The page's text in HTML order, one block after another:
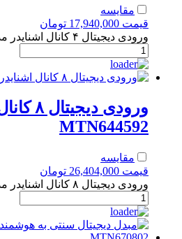
مقایسه
قیمت 17,940,000 تومان
ورودی دیجیتال ۴ کانال اشنایدر مدل MTN644492 عدد
ورودی
MTN644592
مقایسه
قیمت 26,404,000 تومان
ورودی دیجیتال ۸ کانال اشنایدر مدل MTN644592 عدد